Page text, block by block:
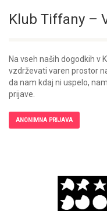
Klub Tiffany –
Na vseh naših dogodkih v
vzdrževati varen prostor
da nam kdaj ni uspelo,
prijave.
ANONIMNA PRIJAVA